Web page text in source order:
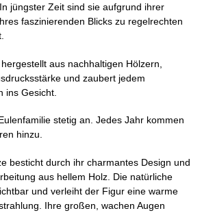
jüngster Zeit sind sie aufgrund ihrer
faszinierenden Blicks zu regelrechten
aus nachhaltigen Hölzern,
und zaubert jedem
ins Gesicht.
stetig an. Jedes Jahr kommen
hinzu.
besticht durch ihr charmantes Design und
aus hellem Holz. Die natürliche
und verleiht der Figur eine warme
Ihre großen, wachen Augen